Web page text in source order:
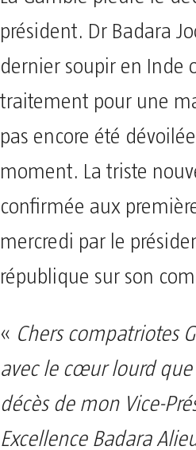
président. Dr Badara
dernier soupir en Inde
traitement pour une
pas encore été
moment. La triste
confirmée aux
mercredi par le
république sur son
« Chers compatriotes
avec le cœur lourd que
décès de mon Vice-
Excellence Badara